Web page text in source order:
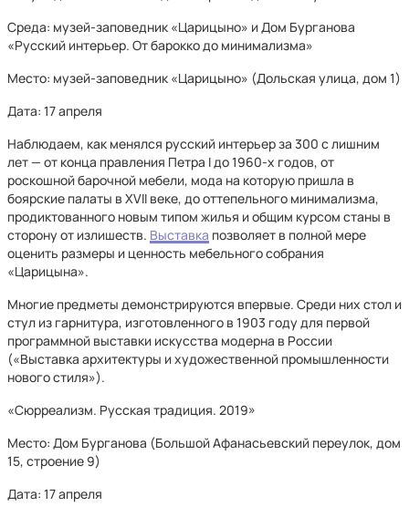
Среда: музей-заповедник «Царицыно» и Дом Бурганова
«Русский интерьер. От барокко до минимализма»
Место: музей-заповедник «Царицыно» (Дольская улица, дом 1)
Дата: 17 апреля
Наблюдаем, как менялся русский интерьер за 300 с лишним
лет — от конца правления Петра I до 1960-х годов, от
роскошной барочной мебели, мода на которую пришла в
боярские палаты в XVII веке, до оттепельного минимализма,
продиктованного новым типом жилья и общим курсом станы в
сторону от излишеств. Выставка позволяет в полной мере
оценить размеры и ценность мебельного собрания
«Царицына».
Многие предметы демонстрируются впервые. Среди них стол и
стул из гарнитура, изготовленного в 1903 году для первой
программной выставки искусства модерна в России
(«Выставка архитектуры и художественной промышленности
нового стиля»).
«Сюрреализм. Русская традиция. 2019»
Место: Дом Бурганова (Большой Афанасьевский переулок, дом
15, строение 9)
Дата: 17 апреля